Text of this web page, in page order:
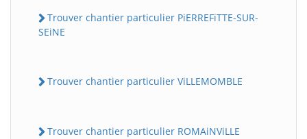
Trouver chantier particulier PiERREFiTTE-SUR-
SEiNE
Trouver chantier particulier ViLLEMOMBLE
Trouver chantier particulier ROMAiNViLLE